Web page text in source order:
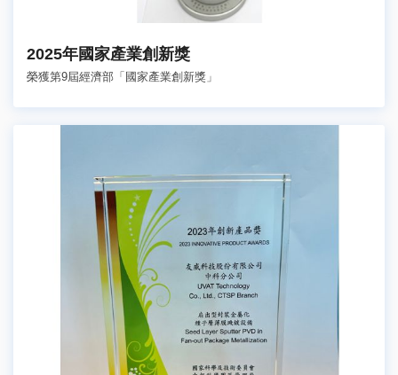
2025年國家產業創新獎
榮獲第9屆經濟部「國家產業創新獎」